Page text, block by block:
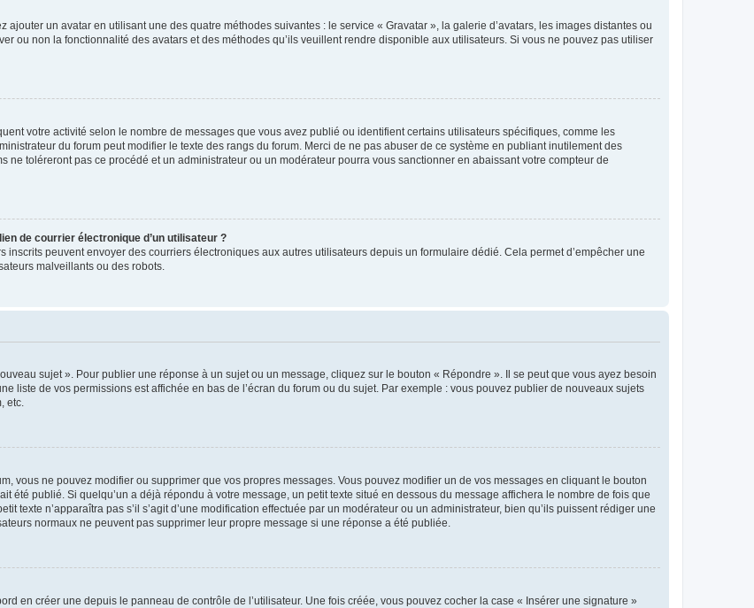
ajouter un avatar en utilisant une des quatre méthodes suivantes : le service « Gravatar », la galerie d’avatars, les images distantes ou
ou non la fonctionnalité des avatars et des méthodes qu’ils veuillent rendre disponible aux utilisateurs. Si vous ne pouvez pas utiliser
votre activité selon le nombre de messages que vous avez publié ou identifient certains utilisateurs spécifiques, comme les
du forum peut modifier le texte des rangs du forum. Merci de ne pas abuser de ce système en publiant inutilement des
ne toléreront pas ce procédé et un administrateur ou un modérateur pourra vous sanctionner en abaissant votre compteur de
de courrier électronique d’un utilisateur ?
peuvent envoyer des courriers électroniques aux autres utilisateurs depuis un formulaire dédié. Cela permet d’empêcher une
malveillants ou des robots.
sujet ». Pour publier une réponse à un sujet ou un message, cliquez sur le bouton « Répondre ». Il se peut que vous ayez besoin
liste de vos permissions est affichée en bas de l’écran du forum ou du sujet. Par exemple : vous pouvez publier de nouveaux sujets
etc.
vous ne pouvez modifier ou supprimer que vos propres messages. Vous pouvez modifier un de vos messages en cliquant le bouton
été publié. Si quelqu’un a déjà répondu à votre message, un petit texte situé en dessous du message affichera le nombre de fois que
texte n’apparaîtra pas s’il s’agit d’une modification effectuée par un modérateur ou un administrateur, bien qu’ils puissent rédiger une
normaux ne peuvent pas supprimer leur propre message si une réponse a été publiée.
en créer une depuis le panneau de contrôle de l’utilisateur. Une fois créée, vous pouvez cocher la case « Insérer une signature »